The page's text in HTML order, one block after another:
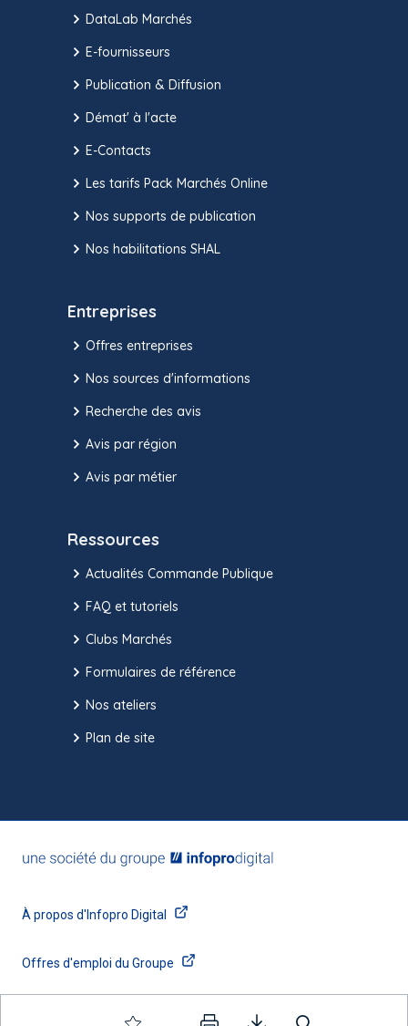
DataLab Marchés
E-fournisseurs
Publication & Diffusion
Démat' à l'acte
E-Contacts
Les tarifs Pack Marchés Online
Nos supports de publication
Nos habilitations SHAL
Entreprises
Offres entreprises
Nos sources d'informations
Recherche des avis
Avis par région
Avis par métier
Ressources
Actualités Commande Publique
FAQ et tutoriels
Clubs Marchés
Formulaires de référence
Nos ateliers
Plan de site